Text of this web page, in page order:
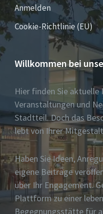
Anmelden
Cookie-Richtlinie (EU)
Willkommen bei
Hier finden Sie
Veranstaltungen und
Stadtteil. Doch das
lebt von Ihrer
Haben Sie Ideen,
eigene Beiträge
über Ihr Engagement.
Plattform zu einer
Begegnungsstätte für